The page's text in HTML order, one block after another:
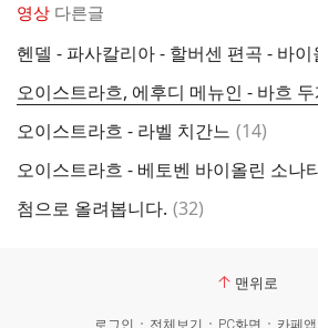
영상 다른글
오이스트라흐 - 라벨 치간느 댓
(14)
첨으로 올려봅니다. 댓
(32)
맨위로